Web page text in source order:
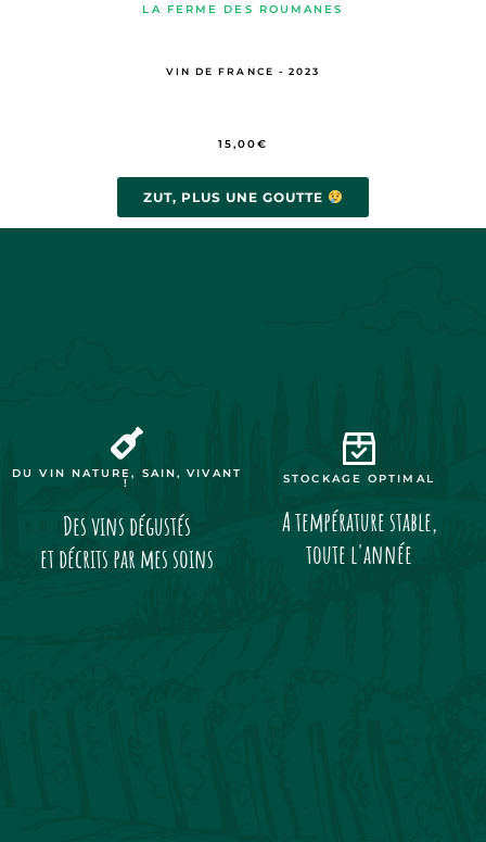
LA FERME DES ROUMANES
VIN DE FRANCE - 2023
15,00€
ZUT, PLUS UNE GOUTTE
DU VIN NATURE, SAIN, VIVANT
!
Des vins dégustés
et décrits par mes soins
STOCKAGE OPTIMAL
A température stable,
toute l'année